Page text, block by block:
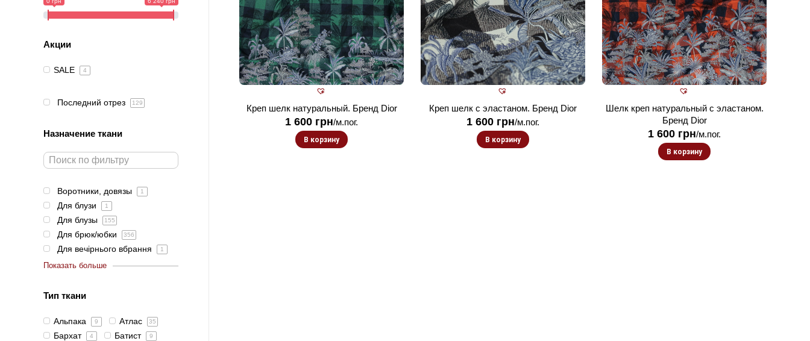
Креп шелк натуральный. Бренд Dior
1 600 грн/м.пог.
В корзину
Креп шелк с эластаном. Бренд Dior
1 600 грн/м.пог.
В корзину
Шелк креп натуральный с эластаном.
Бренд Dior
1 600 грн/м.пог.
В корзину
Акции
SALE 4
Последний отрез 129
Назначение ткани
Воротники, довязы 1
Для блузи 1
Для блузы 155
Для брюк/юбки 356
Для вечірнього вбрання 1
Показать больше
Тип ткани
Альпака 9 Атлас 35
Бархат 4 Батист 9